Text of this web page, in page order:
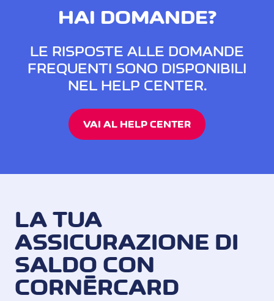
HAI DOMANDE?
LE RISPOSTE ALLE DOMANDE
FREQUENTI SONO DISPONIBILI
NEL HELP CENTER.
VAI AL HELP CENTER
LA TUA
ASSICURAZIONE DI
SALDO CON
CORNÈRCARD